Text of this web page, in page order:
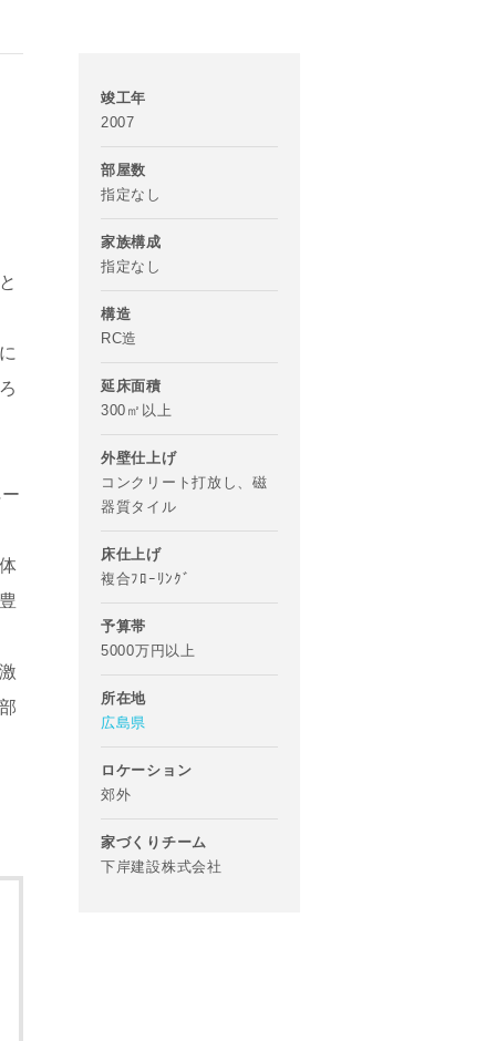
竣工年
2007
部屋数
指定なし
家族構成
指定なし
構造
RC造
延床面積
300㎡以上
外壁仕上げ
コンクリート打放し、磁
器質タイル
床仕上げ
複合ﾌﾛｰﾘﾝｸﾞ
予算帯
5000万円以上
所在地
広島県
ロケーション
郊外
家づくりチーム
下岸建設株式会社